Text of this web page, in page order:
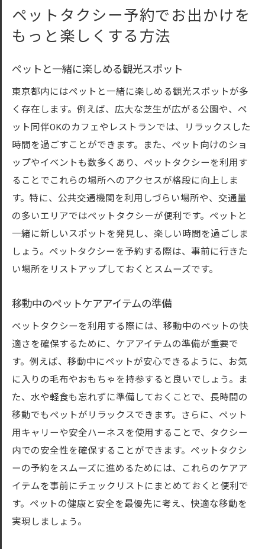
ペットタクシー予約でお出かけを
もっと楽しくする方法
ペットと一緒に楽しめる観光スポット
東京都内にはペットと一緒に楽しめる観光スポットが多
く存在します。例えば、広大な芝生が広がる公園や、ペ
ット同伴OKのカフェやレストランでは、リラックスした
時間を過ごすことができます。また、ペット向けのショ
ップやイベントも数多くあり、ペットタクシーを利用す
ることでこれらの場所へのアクセスが格段に向上しま
す。特に、公共交通機関を利用しづらい場所や、交通量
の多いエリアではペットタクシーが便利です。ペットと
一緒に新しいスポットを発見し、楽しい時間を過ごしま
しょう。ペットタクシーを予約する際は、事前に行きた
い場所をリストアップしておくとスムーズです。
移動中のペットケアアイテムの準備
ペットタクシーを利用する際には、移動中のペットの快
適さを確保するために、ケアアイテムの準備が重要で
す。例えば、移動中にペットが安心できるように、お気
に入りの毛布やおもちゃを持参すると良いでしょう。ま
た、水や軽食も忘れずに準備しておくことで、長時間の
移動でもペットがリラックスできます。さらに、ペット
用キャリーや安全ハーネスを使用することで、タクシー
内での安全性を確保することができます。ペットタクシ
ーの予約をスムーズに進めるためには、これらのケアア
イテムを事前にチェックリストにまとめておくと便利で
す。ペットの健康と安全を最優先に考え、快適な移動を
実現しましょう。